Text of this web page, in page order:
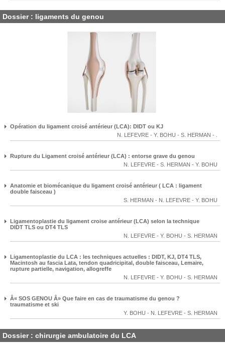
Dossier : ligaments du genou
Opération du ligament croisé antérieur (LCA): DIDT ou KJ
N. LEFEVRE - Y. BOHU - S. HERMAN -
Rupture du Ligament croisé antérieur (LCA) : entorse grave du genou
N. LEFEVRE - S. HERMAN - Y. BOHU
Anatomie et biomécanique du ligament croisé antérieur ( LCA : ligament
double faisceau )
S. HERMAN - N. LEFEVRE - Y. BOHU
Ligamentoplastie du ligament croise antérieur (LCA) selon la technique
DIDT TLS ou DT4 TLS
N. LEFEVRE - Y. BOHU - S. HERMAN
Ligamentoplastie du LCA : les techniques actuelles : DIDT, KJ, DT4 TLS,
Macintosh au fascia Lata, tendon quadricipital, double faisceau, Lemaire,
rupture partielle, navigation, allogreffe
N. LEFEVRE - Y. BOHU - S. HERMAN
Â« SOS GENOU Â» Que faire en cas de traumatisme du genou ?
traumatisme et ski
Y. BOHU - N. LEFEVRE - S. HERMAN
Dossier : chirurgie ambulatoire du LCA